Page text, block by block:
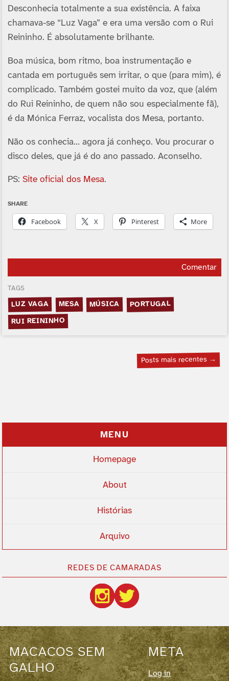
Desconhecia totalmente a sua existência. A faixa
chamava-se “Luz Vaga” e era uma versão com o Rui
Reininho. É absolutamente brilhante.
Boa música, bom ritmo, boa instrumentação e
cantada em português sem irritar, o que (para mim), é
complicado. Também gostei muito da voz, que (além
do Rui Reininho, de quem não sou especialmente fã),
é da Mónica Ferraz, vocalista dos Mesa, portanto.
Não os conhecia… agora já conheço. Vou procurar o
disco deles, que já é do ano passado. Aconselho.
PS: Site oficial dos Mesa.
SHARE
Facebook X Pinterest More
Comentar
TAGS
LUZ VAGA MESA MÚSICA PORTUGAL
RUI REININHO
Posts mais recentes →
MENU
Homepage
About
Histórias
Arquivo
REDES DE CAMARADAS
MACACOS SEM
GALHO
META
Log in